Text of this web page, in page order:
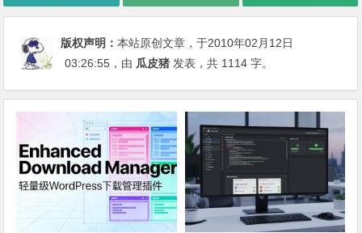
版权声明：本站原创文章，于2010年02月12日
03:26:55 ，由 瓜皮猪 发表，共 1114 字。